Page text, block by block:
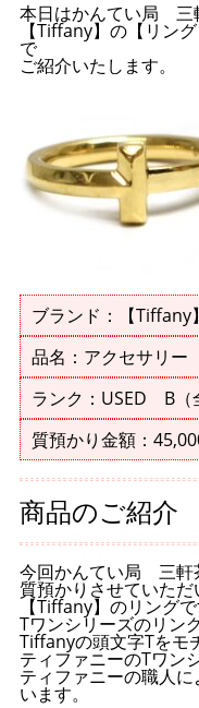
本日はかんてい局 三
【Tiffany】の【リン
で
ご紹介いたします。
ブランド：【Tiffany
品名：アクセサリー
ランク：USED B（
質預かり金額：
商品のご紹介
今回かんてい局 三軒
質預かりさせていた
【Tiffany】のリングで
Tワンシリーズのリン
Tiffanyの頭文字Tをモ
ティファニーのTワン
ティファニーの職人
います。